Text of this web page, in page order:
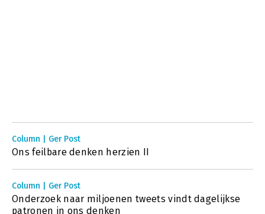
Column | Ger Post
Ons feilbare denken herzien II
Column | Ger Post
Onderzoek naar miljoenen tweets vindt dagelijkse
patronen in ons denken